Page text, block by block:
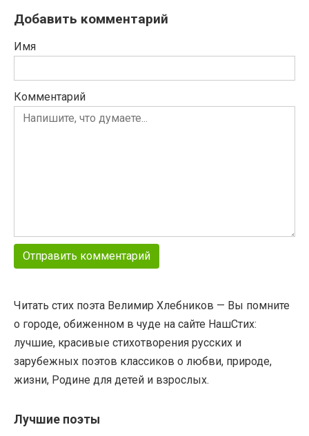
Добавить комментарий
Имя
Комментарий
Читать стих поэта Велимир Хлебников — Вы помните
о городе, обиженном в чуде на сайте НашСтих:
лучшие, красивые стихотворения русских и
зарубежных поэтов классиков о любви, природе,
жизни, Родине для детей и взрослых.
Лучшие поэты